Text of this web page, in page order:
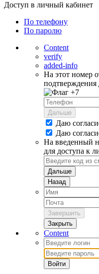
Доступ в личный кабинет
По телефону
По паролю
Content
verify
added-info
На этот номер
подтверждения
+7
Дальше
Даю
Даю
На введенный
для доступа к
Дальше
Назад
Завершить
Закрыть
Content
Войти